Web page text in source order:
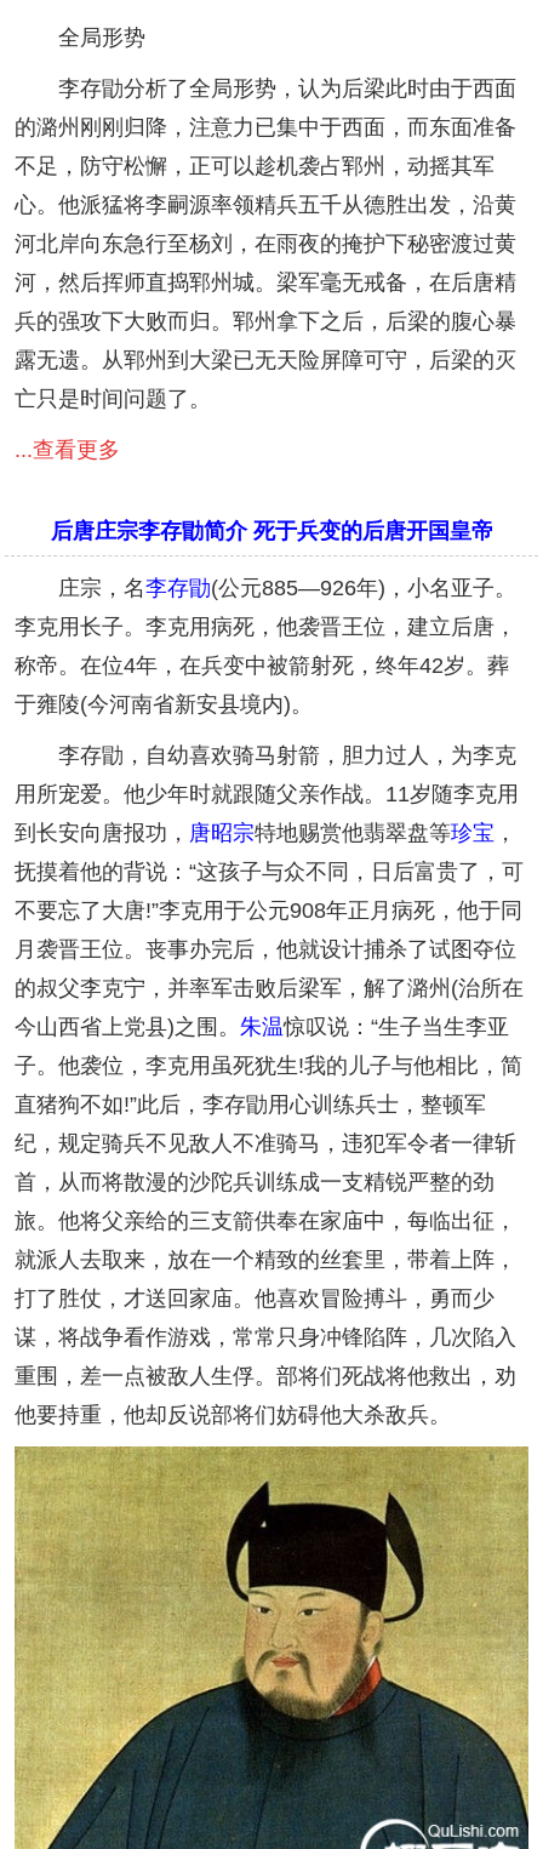
全局形势
李存勖分析了全局形势，认为后梁此时由于西面
的潞州刚刚归降，注意力已集中于西面，而东面准备
不足，防守松懈，正可以趁机袭占郓州，动摇其军
心。他派猛将李嗣源率领精兵五千从德胜出发，沿黄
河北岸向东急行至杨刘，在雨夜的掩护下秘密渡过黄
河，然后挥师直捣郓州城。梁军毫无戒备，在后唐精
兵的强攻下大败而归。郓州拿下之后，后梁的腹心暴
露无遗。从郓州到大梁已无天险屏障可守，后梁的灭
亡只是时间问题了。
...查看更多
后唐庄宗李存勖简介 死于兵变的后唐开国皇帝
庄宗，名李存勖(公元885—926年)，小名亚子。
李克用长子。李克用病死，他袭晋王位，建立后唐，
称帝。在位4年，在兵变中被箭射死，终年42岁。葬
于雍陵(今河南省新安县境内)。
李存勖，自幼喜欢骑马射箭，胆力过人，为李克
用所宠爱。他少年时就跟随父亲作战。11岁随李克用
到长安向唐报功， 唐昭宗特地赐赏他翡翠盘等珍宝 ，
抚摸着他的背说：“这孩子与众不同，日后富贵了，可
不要忘了大唐!”李克用于公元908年正月病死，他于同
月袭晋王位。丧事办完后，他就设计捕杀了试图夺位
的叔父李克宁，并率军击败后梁军，解了潞州(治所在
今山西省上党县)之围。 朱温惊叹说：“生子当生李亚
子。他袭位，李克用虽死犹生!我的儿子与他相比，简
直猪狗不如!”此后，李存勖用心训练兵士，整顿军
纪，规定骑兵不见敌人不准骑马，违犯军令者一律斩
首，从而将散漫的沙陀兵训练成一支精锐严整的劲
旅。他将父亲给的三支箭供奉在家庙中，每临出征，
就派人去取来，放在一个精致的丝套里，带着上阵，
打了胜仗，才送回家庙。他喜欢冒险搏斗，勇而少
谋，将战争看作游戏，常常只身冲锋陷阵，几次陷入
重围，差一点被敌人生俘。部将们死战将他救出，劝
他要持重，他却反说部将们妨碍他大杀敌兵。